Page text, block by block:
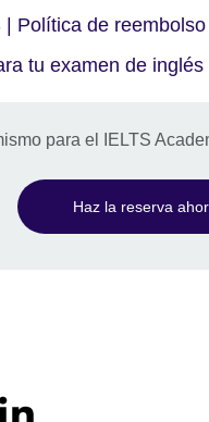
| Política de reembolso
tu examen de inglés
para el IELTS
Haz la reserva